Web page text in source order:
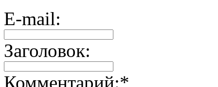
E-mail:
Заголовок:
Комментарий:*